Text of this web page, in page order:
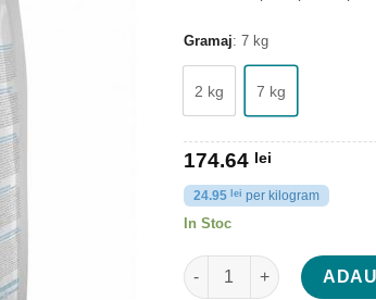
Gramaj: 7 kg
2 kg 7 kg
174.64 lei
24.95 lei per kilogram
In Stoc
Cantitate Natures